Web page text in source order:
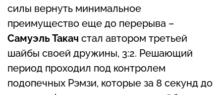
силы вернуть минимальное
преимущество еще до перерыва –
Самуэль Такач стал автором третьей
шайбы своей дружины, 3:2. Решающий
период проходил под контролем
подопечных Рэмзи, которые за 8 секунд до